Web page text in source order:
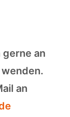
gerne an
an